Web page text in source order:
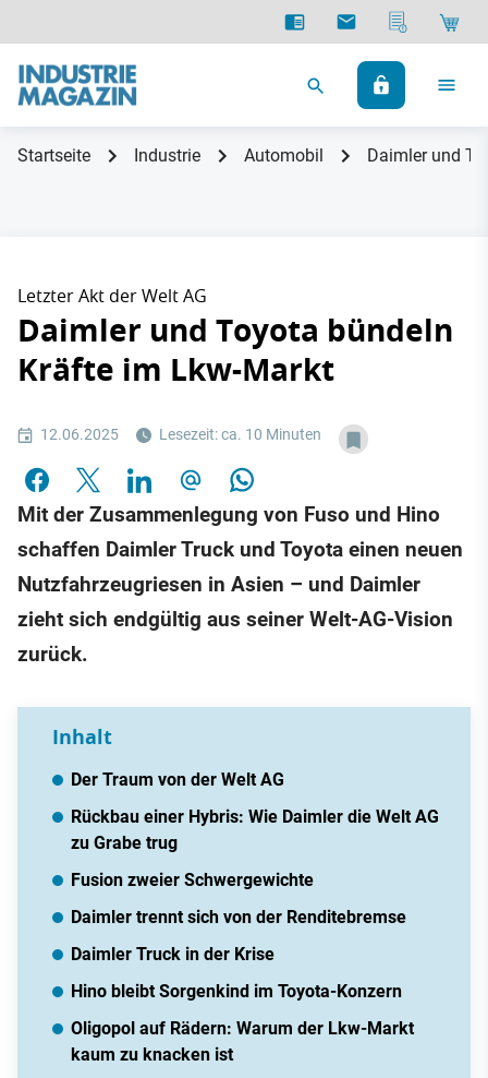
Startseite Industrie Automobil Daimler und
Letzter Akt der Welt AG
Daimler und Toyota bündeln
Kräfte im Lkw-Markt
12.06.2025 Lesezeit: ca. 10 Minuten
Mit der Zusammenlegung von Fuso und Hino
schaffen Daimler Truck und Toyota einen neuen
Nutzfahrzeugriesen in Asien – und Daimler
zieht sich endgültig aus seiner Welt-AG-Vision
zurück.
Inhalt
Der Traum von der Welt AG
Rückbau einer Hybris: Wie Daimler die Welt AG
zu Grabe trug
Fusion zweier Schwergewichte
Daimler trennt sich von der Renditebremse
Daimler Truck in der Krise
Hino bleibt Sorgenkind im Toyota-Konzern
Oligopol auf Rädern: Warum der Lkw-Markt
kaum zu knacken ist